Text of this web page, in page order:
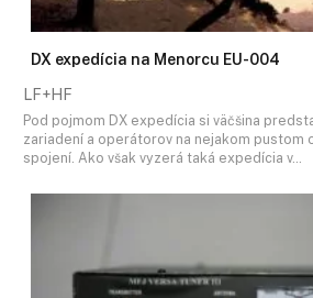
DX expedícia na Menorcu EU-004
LF+HF
Pod pojmom DX expedícia si väčšina
zariadení a operátorov na nejakom pustom
spojení. Ako však vyzerá taká expedícia v…